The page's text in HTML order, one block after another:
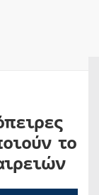
το